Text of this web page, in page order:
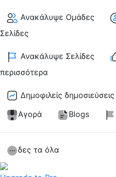
Ανακάλυψε Ομάδες
Σελίδες
Ανακάλυψε Σελίδες
περισσότερα
Δημοφιλείς δημοσιεύσεις
Αγορά
Blogs
δες τα όλα